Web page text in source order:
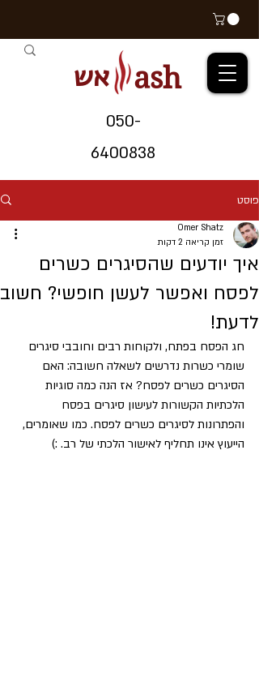
אש ash
050-
6400838
פוסט
איך יודעים שהסיגרים כשרים
לפסח ואפשר לעשן חופשי? חשוב
לדעת!
Omer Shatz
זמן קריאה 2 דקות
חג הפסח בפתח, ולקוחות רבים וחובבי סיגרים
שומרי כשרות נדרשים לשאלה חשובה: האם
הסיגרים כשרים לפסח? אז הנה כמה סוגיות
הלכתיות הקשורות לעישון סיגרים בפסח
והפתרונות לסיגרים כשרים לפסח. כמו שאומרים,
הייעוץ אינו תחליף לאישור הלכתי של רב. :)